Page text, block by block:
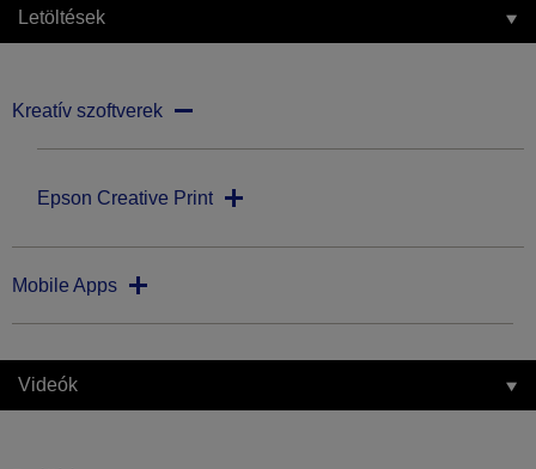
Letöltések
Kreatív szoftverek
Epson Creative Print
Mobile Apps
Videók